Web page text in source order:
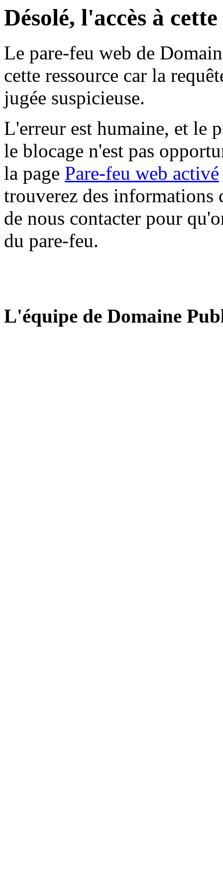
Désolé, l'accès à
Le pare-feu web de
cette ressource car la
jugée suspicieuse.
L'erreur est humaine, et le
le blocage n'est pas
la page Pare-feu web activé
trouverez des informations
de nous contacter pour
du pare-feu.
L'équipe de Domaine